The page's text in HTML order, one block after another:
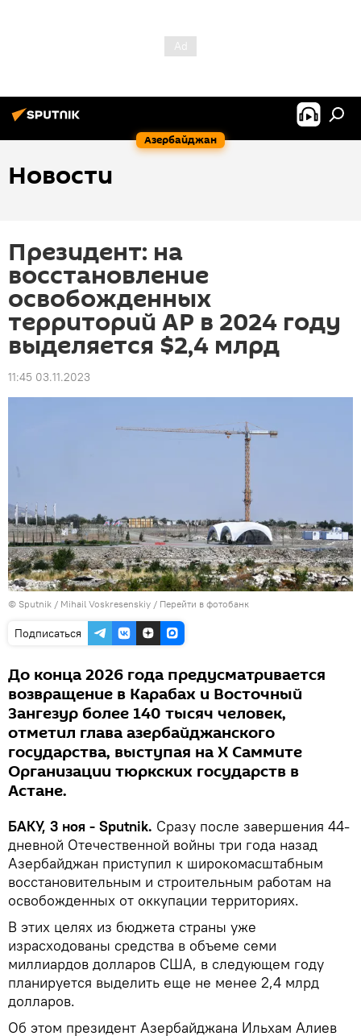
Азербайджан
Новости
Президент: на
восстановление
освобожденных
территорий АР в 2024 году
выделяется $2,4 млрд
11:45 03.11.2023
© Sputnik / Mihail Voskresenskiy / Перейти в фотобанк
Подписаться
До конца 2026 года предусматривается
возвращение в Карабах и Восточный
Зангезур более 140 тысяч человек,
отметил глава азербайджанского
государства, выступая на Х Саммите
Организации тюркских государств в
Астане.
БАКУ, 3 ноя - Sputnik. Сразу после завершения 44-
дневной Отечественной войны три года назад
Азербайджан приступил к широкомасштабным
восстановительным и строительным работам на
освобожденных от оккупации территориях.
В этих целях из бюджета страны уже
израсходованы средства в объеме семи
миллиардов долларов США, в следующем году
планируется выделить еще не менее 2,4 млрд
долларов.
Об этом президент Азербайджана Ильхам Алиев